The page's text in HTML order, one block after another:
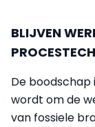
BLIJVEN
De boodschap
wordt om de
van fossiele